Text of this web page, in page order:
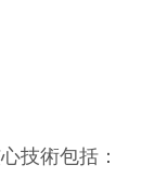
技術包括：